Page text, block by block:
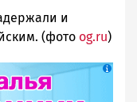
и
(фото og.ru)